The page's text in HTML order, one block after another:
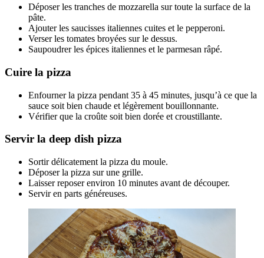
Déposer les tranches de mozzarella sur toute la surface de la
pâte.
Ajouter les saucisses italiennes cuites et le pepperoni.
Verser les tomates broyées sur le dessus.
Saupoudrer les épices italiennes et le parmesan râpé.
Cuire la pizza
Enfourner la pizza pendant 35 à 45 minutes, jusqu’à ce que la
sauce soit bien chaude et légèrement bouillonnante.
Vérifier que la croûte soit bien dorée et croustillante.
Servir la deep dish pizza
Sortir délicatement la pizza du moule.
Déposer la pizza sur une grille.
Laisser reposer environ 10 minutes avant de découper.
Servir en parts généreuses.